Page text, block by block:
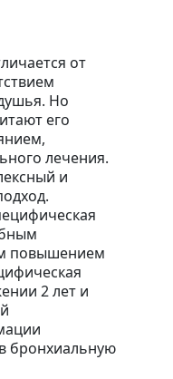
от
Но
его
лечения.
и
повышением
2 лет и
бронхиальную